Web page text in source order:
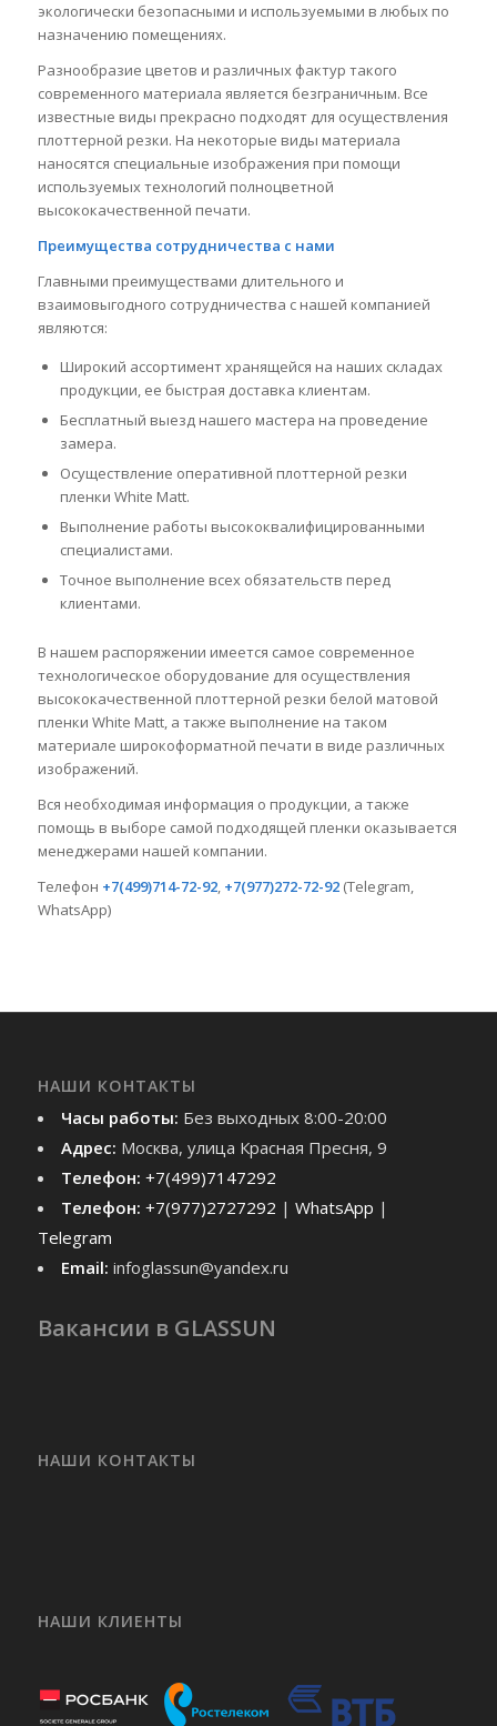
экологически безопасными и используемыми в любых по
назначению помещениях.
Разнообразие цветов и различных фактур такого
современного материала является безграничным. Все
известные виды прекрасно подходят для осуществления
плоттерной резки. На некоторые виды материала
наносятся специальные изображения при помощи
используемых технологий полноцветной
высококачественной печати.
Преимущества сотрудничества с нами
Главными преимуществами длительного и
взаимовыгодного сотрудничества с нашей компанией
являются:
Широкий ассортимент хранящейся на наших складах
продукции, ее быстрая доставка клиентам.
Бесплатный выезд нашего мастера на проведение
замера.
Осуществление оперативной плоттерной резки
пленки White Matt.
Выполнение работы высококвалифицированными
специалистами.
Точное выполнение всех обязательств перед
клиентами.
В нашем распоряжении имеется самое современное
технологическое оборудование для осуществления
высококачественной плоттерной резки белой матовой
пленки White Matt, а также выполнение на таком
материале широкоформатной печати в виде различных
изображений.
Вся необходимая информация о продукции, а также
помощь в выборе самой подходящей пленки оказывается
менеджерами нашей компании.
Телефон +7(499)714-72-92, +7(977)272-72-92(Telegram,
WhatsApp)
НАШИ КОНТАКТЫ
Часы работы: Без выходных 8:00-20:00
Адрес: Москва, улица Красная Пресня, 9
Телефон: +7(499)7147292
Телефон: +7(977)2727292 | WhatsApp |
Telegram
Email: infoglassun@yandex.ru
Вакансии в GLASSUN
НАШИ КОНТАКТЫ
НАШИ КЛИЕНТЫ